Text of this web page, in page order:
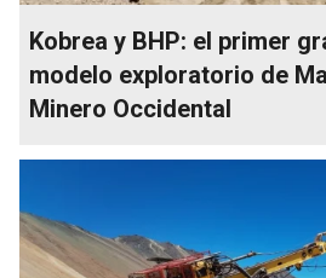
Kobrea y BHP: el primer
modelo exploratorio de
Minero Occidental